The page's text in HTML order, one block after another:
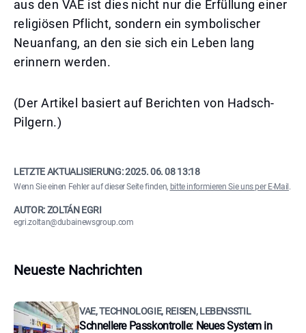
aus den VAE ist dies nicht nur die Erfüllung einer
religiösen Pflicht, sondern ein symbolischer
Neuanfang, an den sie sich ein Leben lang
erinnern werden.
(Der Artikel basiert auf Berichten von Hadsch-
Pilgern.)
LETZTE AKTUALISIERUNG:2025. 06. 08 13:18
Wenn Sie einen Fehler auf dieser Seite finden, bitte informieren Sie uns per E-Mail .
AUTOR: ZOLTÁN EGRI
egri.zoltan@dubainewsgroup.com
Neueste Nachrichten
VAE, TECHNOLOGIE, REISEN, LEBENSSTIL
Schnellere Passkontrolle: Neues System in